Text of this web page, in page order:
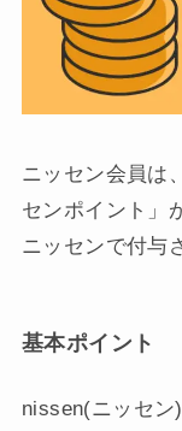
ニッセン会員は
センポイント」
ニッセンで付与
基本ポイント
nissen(ニッセ